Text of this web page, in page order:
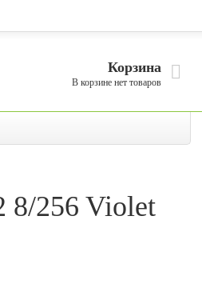
Корзина
В корзине нет товаров
8/256 Violet